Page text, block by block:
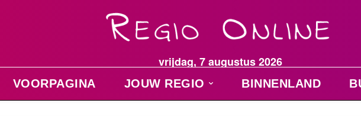
vrijdag, 7 augustus 2026
VOORPAGINA JOUW REGIO BINNENLAND